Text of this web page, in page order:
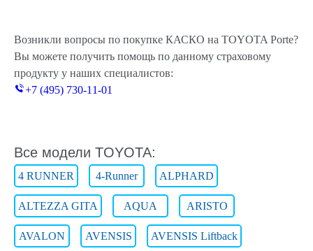
Возникли вопросы по покупке КАСКО на TOYOTA Porte?
Вы можете получить помощь по данному страховому
продукту у наших специалистов:
+7 (495) 730-11-01
Все модели TOYOTA:
4 RUNNER 4-Runner ALPHARD
ALTEZZA GITA AQUA ARISTO
AVALON AVENSIS AVENSIS Liftback